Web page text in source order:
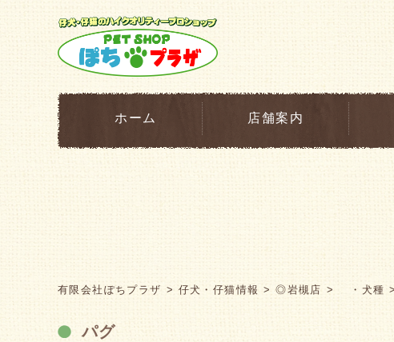
ホーム 店舗案内
有限会社ぽちプラザ 仔犬・仔猫情報 ◎岩槻店 ・犬種
パグ